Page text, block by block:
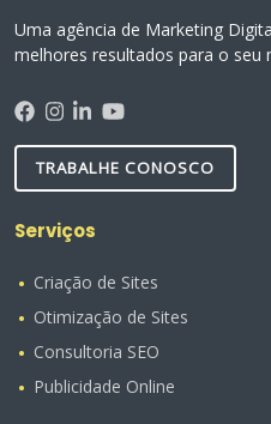
Uma agência de Marketing
melhores resultados para o seu
TRABALHE CONOSCO
Serviços
Criação de Sites
Otimização de Sites
Consultoria SEO
Publicidade Online